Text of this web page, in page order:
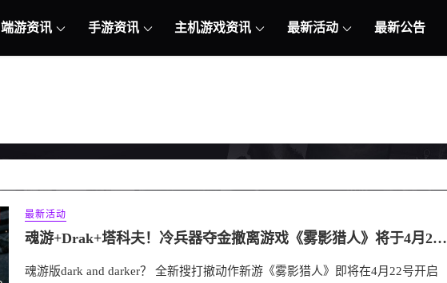
端游资讯 手游资讯 主机游戏资讯 最新活动 最新公告
最新活动
魂游+Drak+塔科夫！冷兵器夺金撤离游戏《雾影猎人》将于4月22号开启二测！测试资格申请教程
魂游版dark and darker？ 全新搜打撤动作新游《雾影猎人》即将在4月22号开启